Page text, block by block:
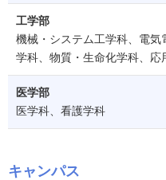
工学部
機械・システム工学科、電
学科、物質・生命化学科、応
医学部
医学科、看護学科
キャンパス